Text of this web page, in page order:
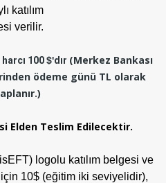
katılım
verilir.
100 $'dır (Merkez Bankası
ödeme günü TL olarak
Elden Teslim Edilecektir.
logolu katılım belgesi ve
10$ (eğitim iki seviyelidir),